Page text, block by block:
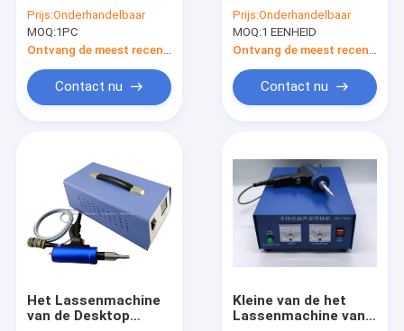
35khz voor
Kunststoffen
Prijs:Onderhandelbaar
MOQ:1PC
Contact nu
Draagbare Machine
van het Vleklassen
Prijs:Onderhandelbaar
MOQ:1 EENHEID
Contact nu
Het Lassenmachine
van de Desktop
Kleine van de het
Lassenmachine van